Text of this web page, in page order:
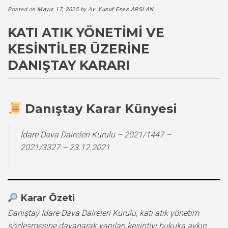
Posted on Mayıs 17, 2025byAv. Yusuf Enes ARSLAN
KATI ATIK YÖNETIMI VE
KESINTILER ÜZERINE
DANIŞTAY KARARI
Danıştay Karar Künyesi
İdare Dava Daireleri Kurulu – 2021/1447 –
2021/3327 – 23.12.2021
Karar Özeti
Danıştay İdare Dava Daireleri Kurulu, katı atık yönetim
sözleşmesine dayanarak yapılan kesintiyi hukuka aykırı